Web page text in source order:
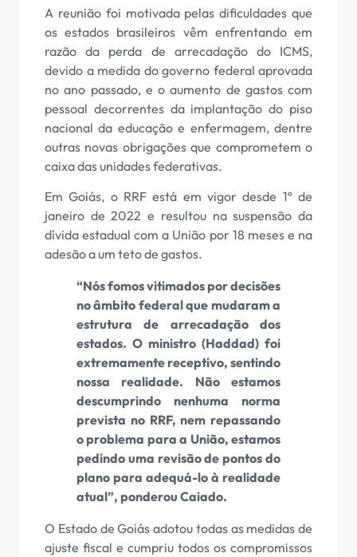
A reunião foi motivada pelas dificuldades que
os estados brasileiros vêm enfrentando em
razão da perda de arrecadação do ICMS,
devido a medida do governo federal aprovada
no ano passado, e o aumento de gastos com
pessoal decorrentes da implantação do piso
nacional da educação e enfermagem, dentre
outras novas obrigações que comprometem o
caixa das unidades federativas.
Em Goiás, o RRF está em vigor desde 1º de
janeiro de 2022 e resultou na suspensão da
dívida estadual com a União por 18 meses e na
adesão a um teto de gastos.
“Nós fomos vitimados por decisões
no âmbito federal que mudaram a
estrutura de arrecadação dos
estados. O ministro (Haddad) foi
extremamente receptivo, sentindo
nossa realidade. Não estamos
descumprindo nenhuma norma
prevista no RRF, nem repassando
o problema para a União, estamos
pedindo uma revisão de pontos do
plano para adequá-lo à realidade
atual”, ponderou Caiado.
O Estado de Goiás adotou todas as medidas de
ajuste fiscal e cumpriu todos os compromissos